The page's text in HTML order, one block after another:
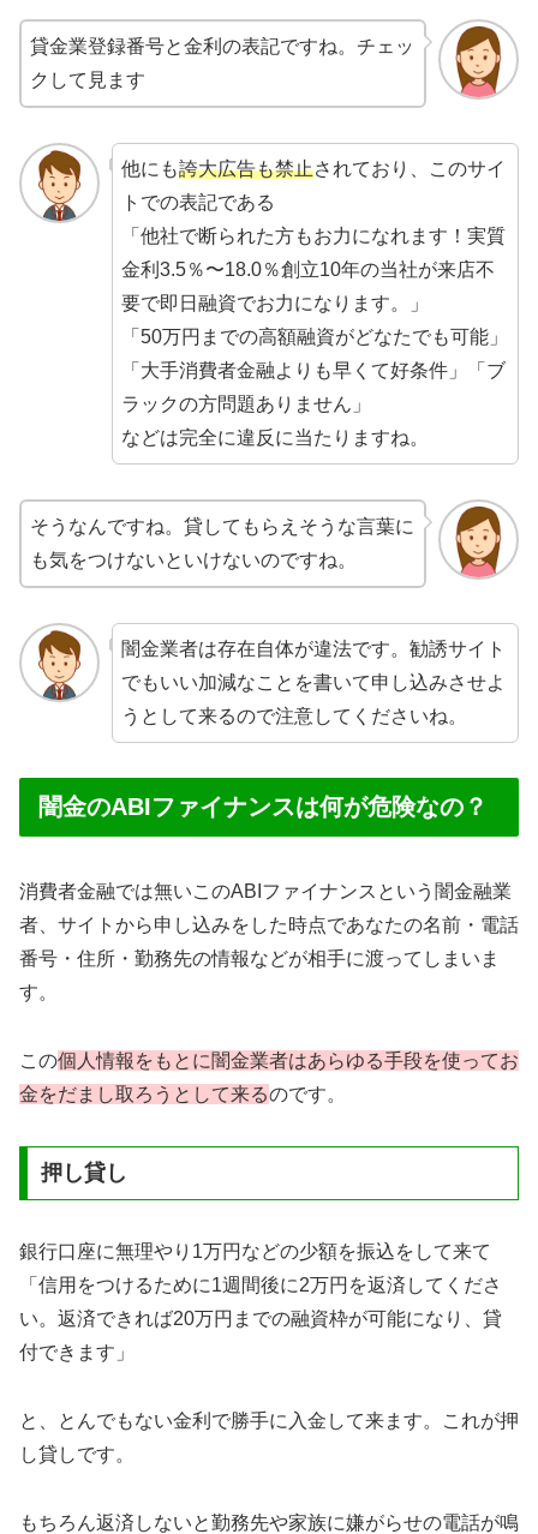
貸金業登録番号と金利の表記ですね。チェッ
クして見ます
他にも誇大広告も禁止されており、このサイ
トでの表記である
「他社で断られた方もお力になれます！実質
金利3.5％〜18.0％創立10年の当社が来店不
要で即日融資でお力になります。」
「50万円までの高額融資がどなたでも可能」
「大手消費者金融よりも早くて好条件」「ブ
ラックの方問題ありません」
などは完全に違反に当たりますね。
そうなんですね。貸してもらえそうな言葉に
も気をつけないといけないのですね。
闇金業者は存在自体が違法です。勧誘サイト
でもいい加減なことを書いて申し込みさせよ
うとして来るので注意してくださいね。
闇金のABIファイナンスは何が危険なの？
消費者金融では無いこのABIファイナンスという闇金融業
者、サイトから申し込みをした時点であなたの名前・電話
番号・住所・勤務先の情報などが相手に渡ってしまいま
す。
この個人情報をもとに闇金業者はあらゆる手段を使ってお
金をだまし取ろうとして来るのです。
押し貸し
銀行口座に無理やり1万円などの少額を振込をして来て
「信用をつけるために1週間後に2万円を返済してくださ
い。返済できれば20万円までの融資枠が可能になり、貸
付できます」
と、とんでもない金利で勝手に入金して来ます。これが押
し貸しです。
もちろん返済しないと勤務先や家族に嫌がらせの電話が鳴